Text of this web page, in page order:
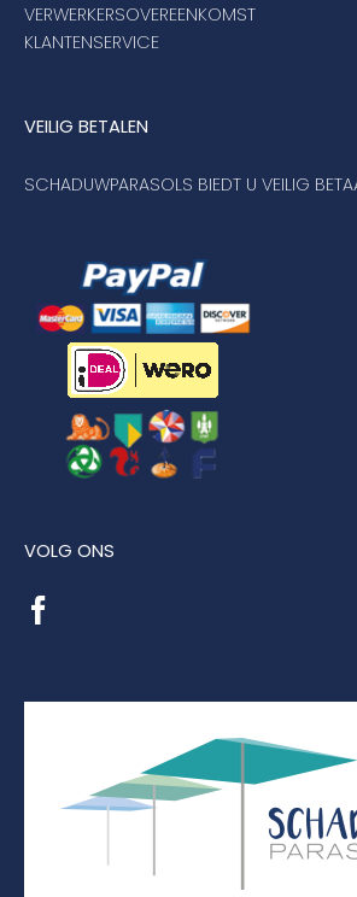
VERWERKERSOVEREENKOMST
KLANTENSERVICE
VEILIG BETALEN
SCHADUWPARASOLS BIEDT U VEILIG
VOLG ONS